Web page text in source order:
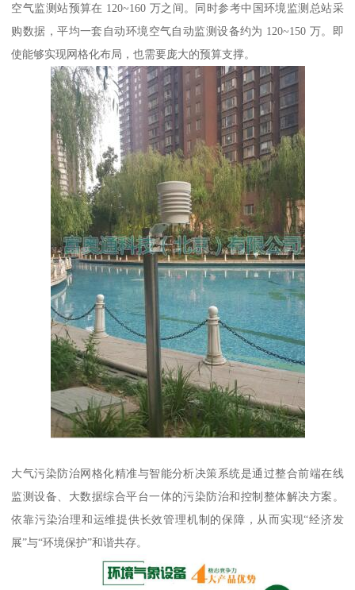
空气监测站预算在 120~160 万之间。同时参考中国环境监测总站采
购数据，平均一套自动环境空气自动监测设备约为 120~150 万。即
使能够实现网格化布局，也需要庞大的预算支撑。
大气污染防治网格化精准与智能分析决策系统是通过整合前端在线
监测设备、大数据综合平台一体的污染防治和控制整体解决方案。
依靠污染治理和运维提供长效管理机制的保障，从而实现“经济发
展”与“环境保护”和谐共存。